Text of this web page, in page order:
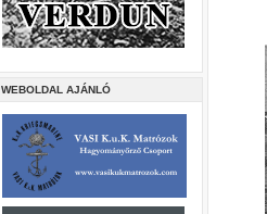
WEBOLDAL AJÁNLÓ